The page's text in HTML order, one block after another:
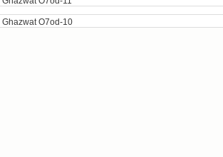
Ghazwat O7od-10